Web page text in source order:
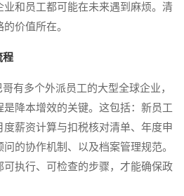
和员工都可能在未来遇到麻烦。清
价值所在。
程
多个外派员工的大型全球企业，
降本增效的关键。这包括：新员工
薪资计算与扣税核对清单、年度申
的协作机制、以及档案管理规范。
执行、可检查的步骤，才能确保政